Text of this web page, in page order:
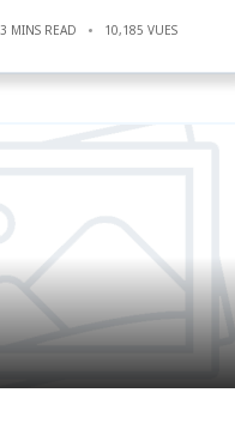
3 MINS READ 10,185 VUES